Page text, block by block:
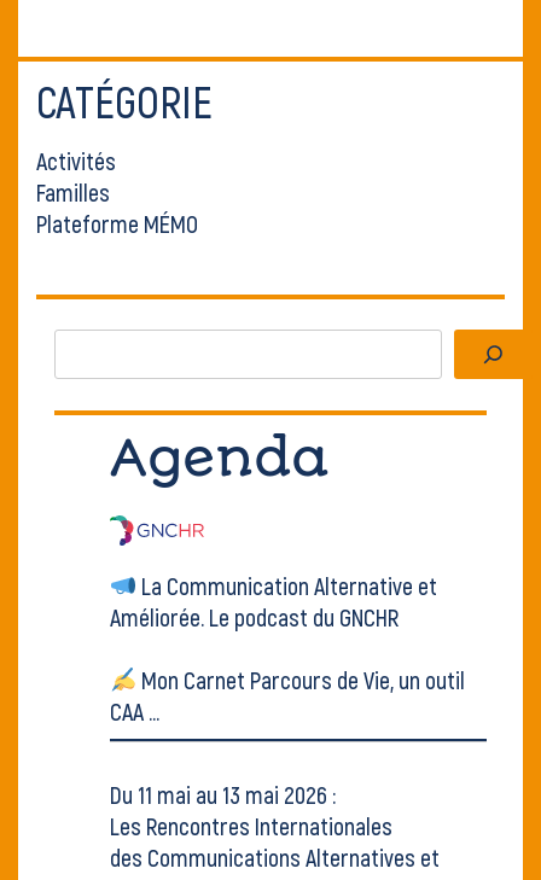
CATÉGORIE
Activités
Familles
Plateforme MÉMO
Agenda
La Communication Alternative et
Améliorée. Le podcast du GNCHR
Mon Carnet Parcours de Vie, un outil
CAA ...
Du 11 mai au 13 mai 2026 :
Les Rencontres Internationales
des Communications Alternatives et